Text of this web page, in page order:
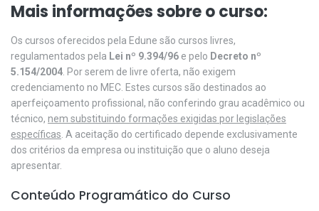
Mais informações sobre o curso:
Os cursos oferecidos pela Edune são cursos livres,
regulamentados pela Lei nº 9.394/96 e pelo Decreto nº
5.154/2004 . Por serem de livre oferta, não exigem
credenciamento no MEC. Estes cursos são destinados ao
aperfeiçoamento profissional, não conferindo grau acadêmico ou
técnico, nem substituindo formações exigidas por legislações
específicas . A aceitação do certificado depende exclusivamente
dos critérios da empresa ou instituição que o aluno deseja
apresentar.
Conteúdo Programático do Curso